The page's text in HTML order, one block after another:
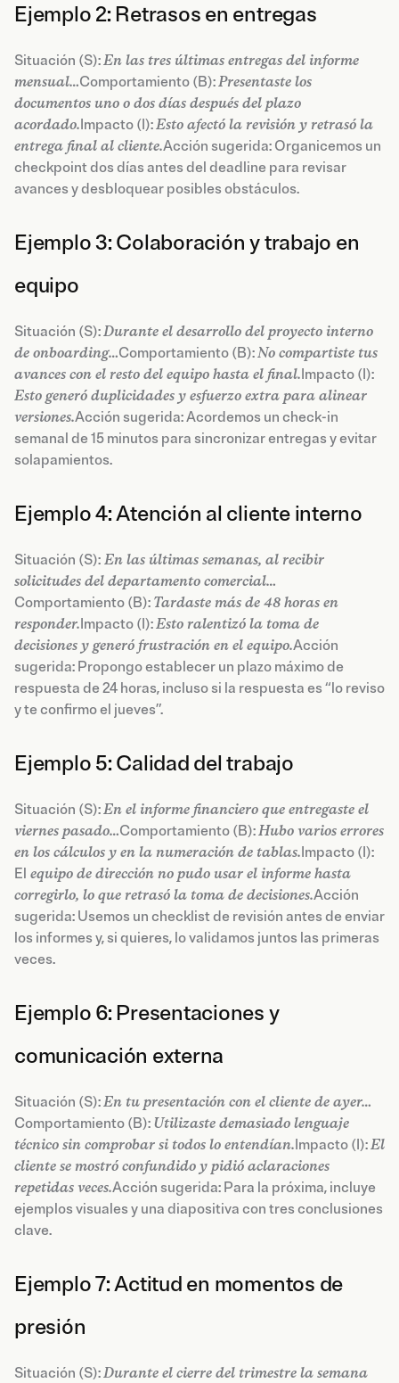
Ejemplo 2: Retrasos en entregas
Situación (S):En las tres últimas entregas del informe
mensual…Comportamiento (B):Presentaste los
documentos uno o dos días después del plazo
acordado.Impacto (I):Esto afectó la revisión y retrasó la
entrega final al cliente.Acción sugerida: Organicemos un
checkpoint dos días antes del deadline para revisar
avances y desbloquear posibles obstáculos.
Ejemplo 3: Colaboración y trabajo en
equipo
Situación (S):Durante el desarrollo del proyecto interno
de onboarding…Comportamiento (B):No compartiste tus
avances con el resto del equipo hasta el final.Impacto (I):
Esto generó duplicidades y esfuerzo extra para alinear
versiones.Acción sugerida: Acordemos un check-in
semanal de 15 minutos para sincronizar entregas y evitar
solapamientos.
Ejemplo 4: Atención al cliente interno
Situación (S): En las últimas semanas, al recibir
solicitudes del departamento comercial…
Comportamiento (B): Tardaste más de 48 horas en
responder.Impacto (I):Esto ralentizó la toma de
decisiones y generó frustración en el equipo.Acción
sugerida: Propongo establecer un plazo máximo de
respuesta de 24 horas, incluso si la respuesta es “lo reviso
y te confirmo el jueves”.
Ejemplo 5: Calidad del trabajo
Situación (S):En el informe financiero que entregaste el
viernes pasado…Comportamiento (B):Hubo varios errores
en los cálculos y en la numeración de tablas.Impacto (I):
El equipo de dirección no pudo usar el informe hasta
corregirlo, lo que retrasó la toma de decisiones.Acción
sugerida: Usemos un checklist de revisión antes de enviar
los informes y, si quieres, lo validamos juntos las primeras
veces.
Ejemplo 6: Presentaciones y
comunicación externa
Situación (S):En tu presentación con el cliente de ayer…
Comportamiento (B): Utilizaste demasiado lenguaje
técnico sin comprobar si todos lo entendían.Impacto (I):El
cliente se mostró confundido y pidió aclaraciones
repetidas veces.Acción sugerida: Para la próxima, incluye
ejemplos visuales y una diapositiva con tres conclusiones
clave.
Ejemplo 7: Actitud en momentos de
presión
Situación (S):Durante el cierre del trimestre la semana